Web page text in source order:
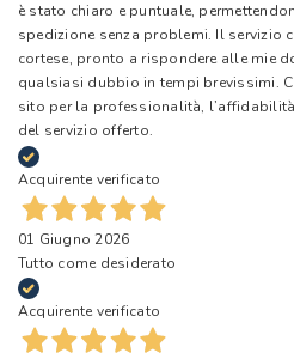
è stato chiaro e puntuale,
spedizione senza problemi. Il servizio
cortese, pronto a rispondere alle mie
qualsiasi dubbio in tempi brevissimi.
sito per la professionalità,
del servizio offerto.
Acquirente verificato
01 Giugno 2026
Tutto come desiderato
Acquirente verificato